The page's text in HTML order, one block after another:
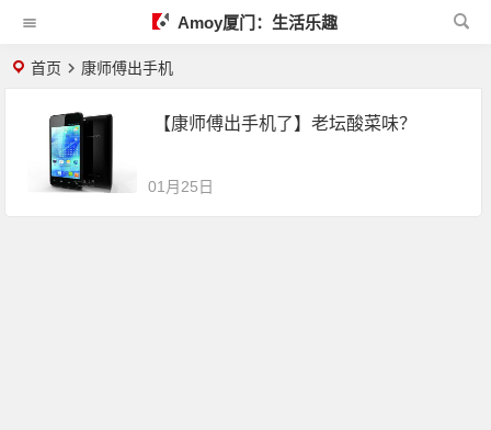
Amoy厦门：生活乐趣
首页 康师傅出手机
【康师傅出手机了】老坛酸菜味？
01月25日